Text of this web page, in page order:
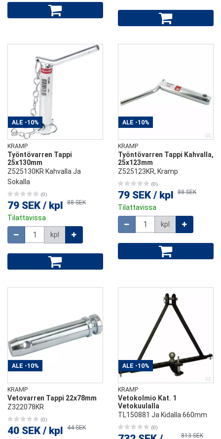
ALE -10%
KRAMP
Työntövarren Tappi
25x130mm
Z525130KR Kahvalla Ja
Sokalla
(0)
79 SEK / kpl 88 SEK
Tilattavissa
kpl
ALE -10%
KRAMP
Työntövarren Tappi Kahvalla,
25x123mm
Z525123KR, Kramp
(0)
79 SEK / kpl 88 SEK
Tilattavissa
kpl
ALE -10%
KRAMP
Vetovarren Tappi 22x78mm
Z322078KR
(0)
40 SEK / kpl 44 SEK
ALE -10%
KRAMP
Vetokolmio Kat. 1
Vetokuulalla
TL150881 Ja Kidalla 660mm
(0)
813 SEK